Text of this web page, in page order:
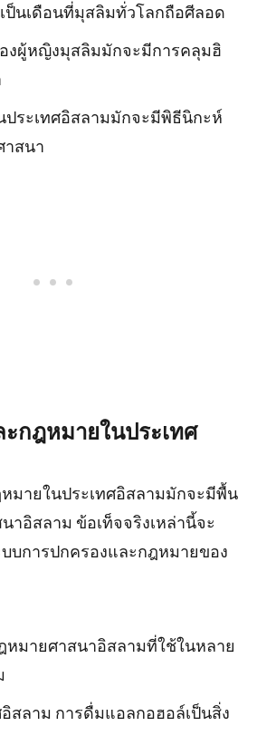
ป็นเดือนที่มุสลิมทั่วโลกถือศีลอด
งผู้หญิงมุสลิมมักจะมีการคลุมฮิ
ประเทศอิสลามมักจะมีพิธีนิกะห์
าสนา
กฎหมายในประเทศ
มายในประเทศอิสลามมักจะมีพื้น
าอิสลาม ข้อเท็จจริงเหล่านี้จะ
บการปกครองและกฎหมายของ
หมายศาสนาอิสลามที่ใช้ในหลาย
อิสลาม การดื่มแอลกอฮอล์เป็นสิ่ง